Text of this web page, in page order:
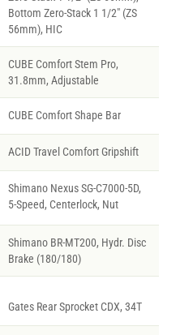
Bottom Zero-Stack 1 1/2" (ZS
56mm), HIC
CUBE Comfort Stem Pro,
31.8mm, Adjustable
CUBE Comfort Shape Bar
ACID Travel Comfort Gripshift
Shimano Nexus SG-C7000-5D,
5-Speed, Centerlock, Nut
Shimano BR-MT200, Hydr. Disc
Brake (180/180)
Gates Rear Sprocket CDX, 34T